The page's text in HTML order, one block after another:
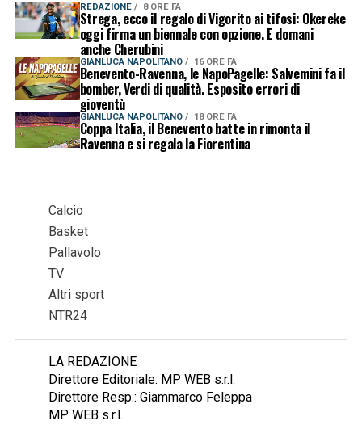
REDAZIONE 8 ORE FA
Strega, ecco il regalo di Vigorito ai tifosi: Okereke
oggi firma un biennale con opzione. E domani
anche Cherubini
GIANLUCA NAPOLITANO 16 ORE FA
Benevento-Ravenna, le NapoPagelle: Salvemini fa il
bomber, Verdi di qualità. Esposito errori di
gioventù
GIANLUCA NAPOLITANO 18 ORE FA
Coppa Italia, il Benevento batte in rimonta il
Ravenna e si regala la Fiorentina
Calcio
Basket
Pallavolo
TV
Altri sport
NTR24
LA REDAZIONE
Direttore Editoriale: MP WEB s.r.l.
Direttore Resp.: Giammarco Feleppa
MP WEB s.r.l.